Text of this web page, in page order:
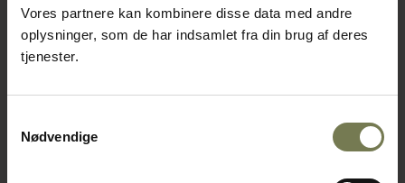
Vores partnere kan kombinere disse data med andre
oplysninger, som de har indsamlet fra din brug af deres
tjenester.
Nødvendige